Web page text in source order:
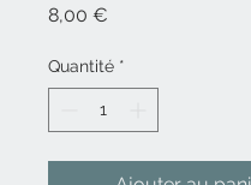
8,00 €
Quantité *